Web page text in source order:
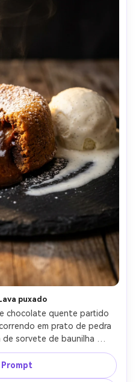
puxado
chocolate quente partido
em prato de pedra
sorvete de baunilha
dramática de baixo com
com Nikon Z7 II, macro
de campo reduzida,